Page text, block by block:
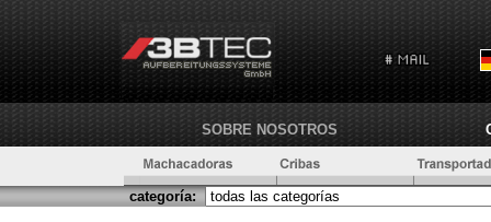
SOBRE NOSOTROS
categoría: